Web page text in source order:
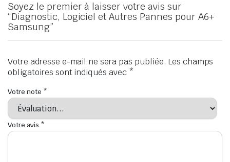
Soyez le premier à laisser votre avis sur
“Diagnostic, Logiciel et Autres Pannes pour A6+
Samsung”
Votre adresse e-mail ne sera pas publiée. Les champs
obligatoires sont indiqués avec *
Votre note *
Votre avis *